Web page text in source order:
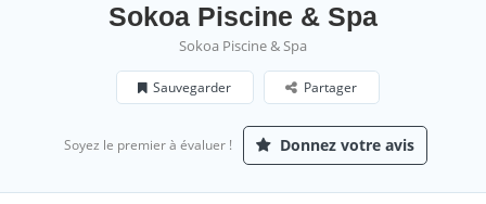
Sokoa Piscine & Spa
Sokoa Piscine & Spa
Sauvegarder Partager
Soyez le premier à évaluer ! Donnez votre avis